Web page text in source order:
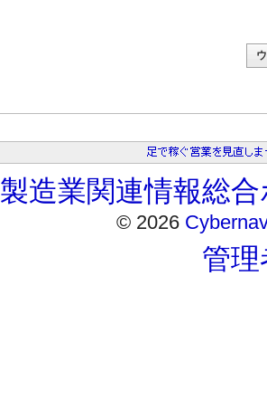
製造業関連情報総
© 2026
管